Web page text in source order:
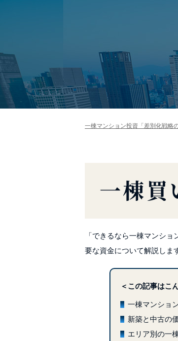
一棟マンション投資「差別化戦略
一棟買
「できるなら一棟マンショ
要な資金について解説しま
＜この記事はこ
一棟マンショ
新築と中古の
エリア別の一